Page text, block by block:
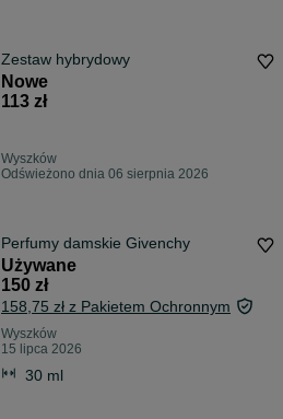
Zestaw hybrydowy
Nowe
113 zł
Wyszków
Odświeżono dnia 06 sierpnia 2026
Perfumy damskie Givenchy
Używane
150 zł
158,75 zł z Pakietem Ochronnym
Wyszków
15 lipca 2026
30 ml